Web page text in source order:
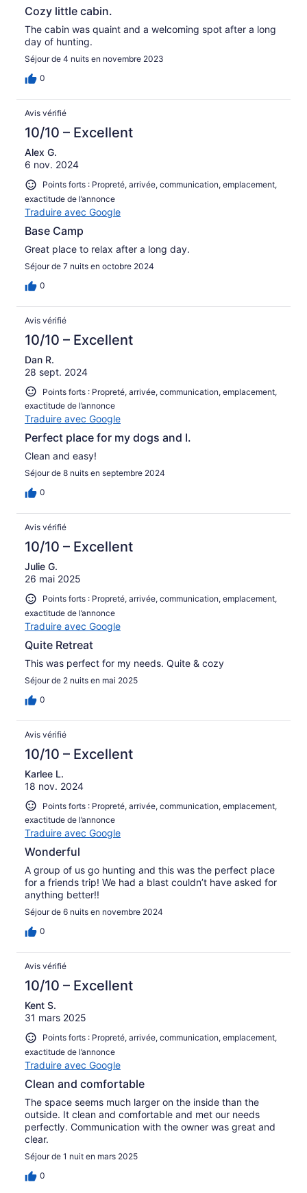
Cozy little cabin.
The cabin was quaint and a welcoming spot after a long
day of hunting.
Séjour de 4 nuits en novembre 2023
0
Avis vérifié
10/10 – Excellent
Alex G.
6 nov. 2024
Points forts : Propreté, arrivée, communication, emplacement,
exactitude de l’annonce
Traduire avec Google
Base Camp
Great place to relax after a long day.
Séjour de 7 nuits en octobre 2024
0
Avis vérifié
10/10 – Excellent
Dan R.
28 sept. 2024
Points forts : Propreté, arrivée, communication, emplacement,
exactitude de l’annonce
Traduire avec Google
Perfect place for my dogs and I.
Clean and easy!
Séjour de 8 nuits en septembre 2024
0
Avis vérifié
10/10 – Excellent
Julie G.
26 mai 2025
Points forts : Propreté, arrivée, communication, emplacement,
exactitude de l’annonce
Traduire avec Google
Quite Retreat
This was perfect for my needs. Quite & cozy
Séjour de 2 nuits en mai 2025
0
Avis vérifié
10/10 – Excellent
Karlee L.
18 nov. 2024
Points forts : Propreté, arrivée, communication, emplacement,
exactitude de l’annonce
Traduire avec Google
Wonderful
A group of us go hunting and this was the perfect place
for a friends trip! We had a blast couldn’t have asked for
anything better!!
Séjour de 6 nuits en novembre 2024
0
Avis vérifié
10/10 – Excellent
Kent S.
31 mars 2025
Points forts : Propreté, arrivée, communication, emplacement,
exactitude de l’annonce
Traduire avec Google
Clean and comfortable
The space seems much larger on the inside than the
outside. It clean and comfortable and met our needs
perfectly. Communication with the owner was great and
clear.
Séjour de 1 nuit en mars 2025
0